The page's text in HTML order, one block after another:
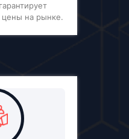
цены на рынке.